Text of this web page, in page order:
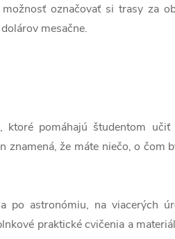
označovať si trasy za
mesačne.
ktoré pomáhajú študentom
znamená, že máte niečo, o čom
po astronómiu, na viacerých
praktické cvičenia a